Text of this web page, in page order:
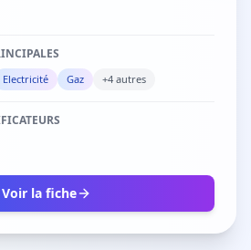
Electricité Gaz +4 autres
Voir la fiche